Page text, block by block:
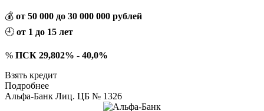
💰 от 50 000 до 30 000 000 рублей
🕘 от 1 до 15 лет
% ПСК 29,802% - 40,0%
Взять кредит
Подробнее
Альфа-Банк Лиц. ЦБ № 1326